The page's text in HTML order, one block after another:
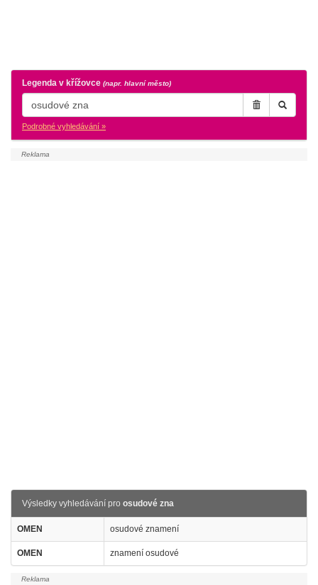
Legenda v křížovce (napr. hlavní město)
Podrobné vyhledávání »
Výsledky vyhledávání pro osudové zna
OMEN osudové znamení
OMEN znamení osudové